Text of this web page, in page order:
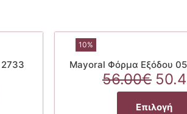
10%
Mayoral Φόρμα Εξόδου
56.00€
was:
Επιλογή